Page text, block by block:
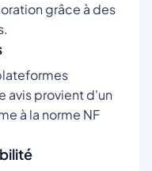
grâce à des
avis provient d'un
à la norme NF